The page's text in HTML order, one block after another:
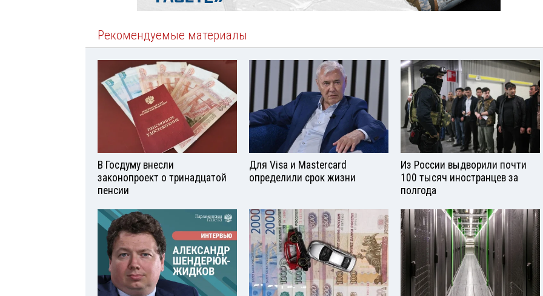
Рекомендуемые материалы
В Госдуму внесли
законопроект о тринадцатой
пенсии
Для Visа и Mastercard
определили срок жизни
Из России выдворили почти
100 тысяч иностранцев за
полгода